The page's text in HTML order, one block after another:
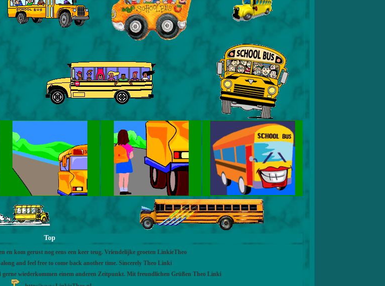
Top
en kom gerust nog eens een keer teug. Vriendelijke groeten LinkieTheo
and feel free to come back another time. Sincerely Theo Linki
wiederkommen einem anderen Zeitpunkt. Mit freundlichen Grüßen Theo Linki